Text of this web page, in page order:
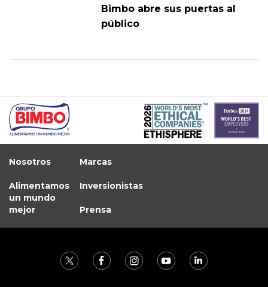
Bimbo abre sus puertas al
público
Nosotros
Alimentamos
un mundo
mejor
Marcas
Inversionistas
Prensa